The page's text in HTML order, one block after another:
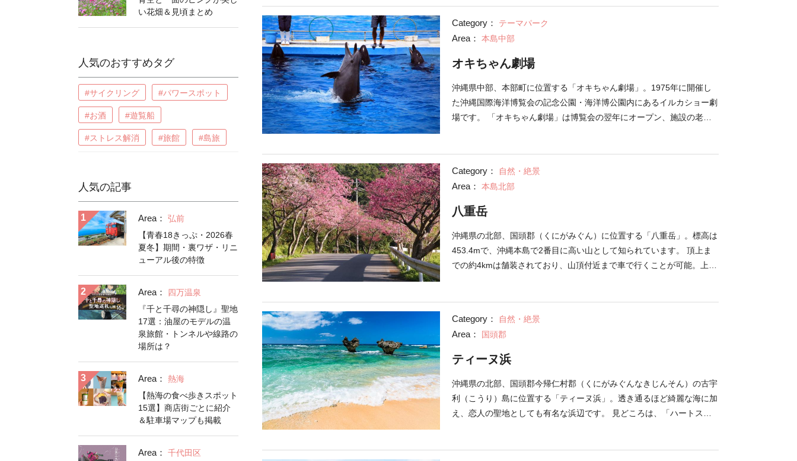
い花畑＆見頃まとめ
人気のおすすめタグ
#サイクリング #パワースポット
#お酒 #遊覧船
#ストレス解消 #旅館 #島旅
人気の記事
Area：
弘前
【青春18きっぷ・2026春
夏冬】期間・裏ワザ・リニ
ューアル後の特徴
Area：
四万温泉
『千と千尋の神隠し』聖地
17選：油屋のモデルの温
泉旅館・トンネルや線路の
場所は？
Area：
熱海
【熱海の食べ歩きスポット
15選】商店街ごとに紹介
＆駐車場マップも掲載
Area：
千代田区
「A（良い）」と認められ、ゴーグルだけで泳いでいる魚が見られるほ
どの透明度。1996年には「快水浴場百選」に認定されています。遊泳
期間は4月から10月で、期間中ビーチ売店では浮き輪などのレンタル遊
を販売しています。海洋博公園の公園駐車場は無料。ビーチへは電気遊
覧車もしくは徒歩で移動してください。 エメラルドビーチは「美ら海
水族館」から徒歩ですぐの場所にあるので、水族館とあわせて訪れてみ
Category： テーマパーク
Area： 本島中部
オキちゃん劇場
沖縄県中部、本部町に位置する「オキちゃん劇場」。1975年に開催し
た沖縄国際海洋博覧会の記念公園・海洋博公園内にあるイルカショー劇
場です。 「オキちゃん劇場」は博覧会の翌年にオープン、施設の老朽
競演。オキちゃんは2020年で飼育年数46年となり、国内鯨類の最長飼
育記録を更新中。沖縄の海をバックに、イルカ達が愛嬌ある仕草を見せ
てくれたり、ジャンプやダンスなどアクロバティックなパフォーマンス
界最大級の「美ら海水族館」や、亜熱帯植物園、プラネタリウムなどさ
まざまな施設があります。電気遊覧車で周遊が可能、1日ではまわりき
れないほど広大な規模をほこります。
Category： 自然・絶景
Area： 本島北部
八重岳
沖縄県の北部、国頭郡（くにがみぐん）に位置する「八重岳」。標高は
453.4mで、沖縄本島で2番目に高い山として知られています。 頂上ま
での約4kmは舗装されており、山頂付近まで車で行くことが可能。上り
催。日本で1番早い桜まつりとして有名で、ステージイベントも行われ
大いに賑わいます。
Category： 自然・絶景
Area： 国頭郡
ティーヌ浜
沖縄県の北部、国頭郡今帰仁村郡（くにがみぐんなきじんそん）の古宇
利（こうり）島に位置する「ティーヌ浜」。透き通るほど綺麗な海に加
え、恋人の聖地としても有名な浜辺です。 見どころは、「ハートスト